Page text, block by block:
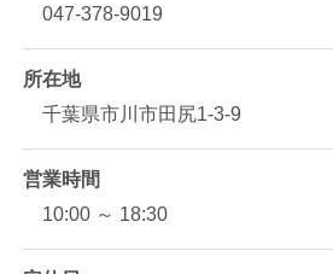
047-378-9019
所在地
千葉県市川市田尻1-3-9
営業時間
10:00 ～ 18:30